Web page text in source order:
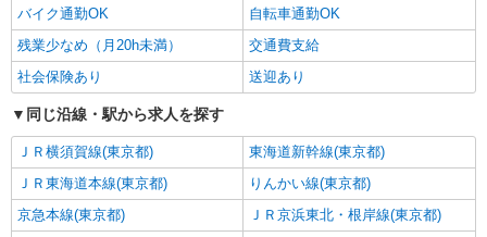
含む ※9時迄 時給＋100円 ※16時（17時）以
降 時給＋120円 ※祝日 時給＋150円
東京都大田区池上3-5-7
派遣社員
ランスタッド株式会社 首都圏スポット支店2課（新宿事業
所）/STSN226773
仕分け・ピッキング・梱包・検品
時給1500円 交通費実費支給（就業場所まで、
バイク通勤OK
自転車通勤OK
残業少なめ（月20h未満）
交通費支給
社会保険あり
送迎あり
同じ沿線・駅から求人を探す
ＪＲ横須賀線(東京都)
東海道新幹線(東京都)
ＪＲ東海道本線(東京都)
りんかい線(東京都)
京急本線(東京都)
ＪＲ京浜東北・根岸線(東京都)